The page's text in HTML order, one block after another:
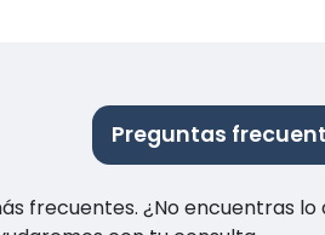
Preguntas
frecuentes. ¿No encuentras